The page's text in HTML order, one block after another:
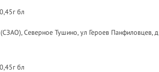
бл
Северное Тушино, ул Героев Панфиловцев, д
бл